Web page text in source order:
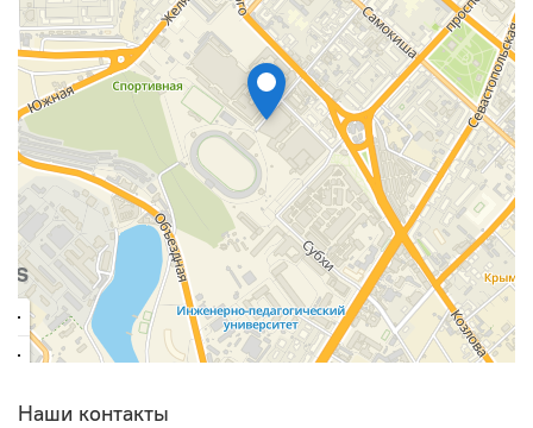
Наши контакты